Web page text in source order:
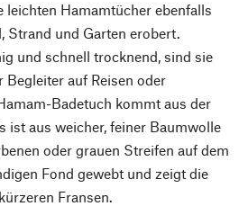
leichten Hamamtücher ebenfalls
Strand und Garten erobert.
und schnell trocknend, sind sie
Begleiter auf Reisen oder
Badetuch kommt aus der
ist aus weicher, feiner Baumwolle
oder grauen Streifen auf dem
Fond gewebt und zeigt die
Fransen.